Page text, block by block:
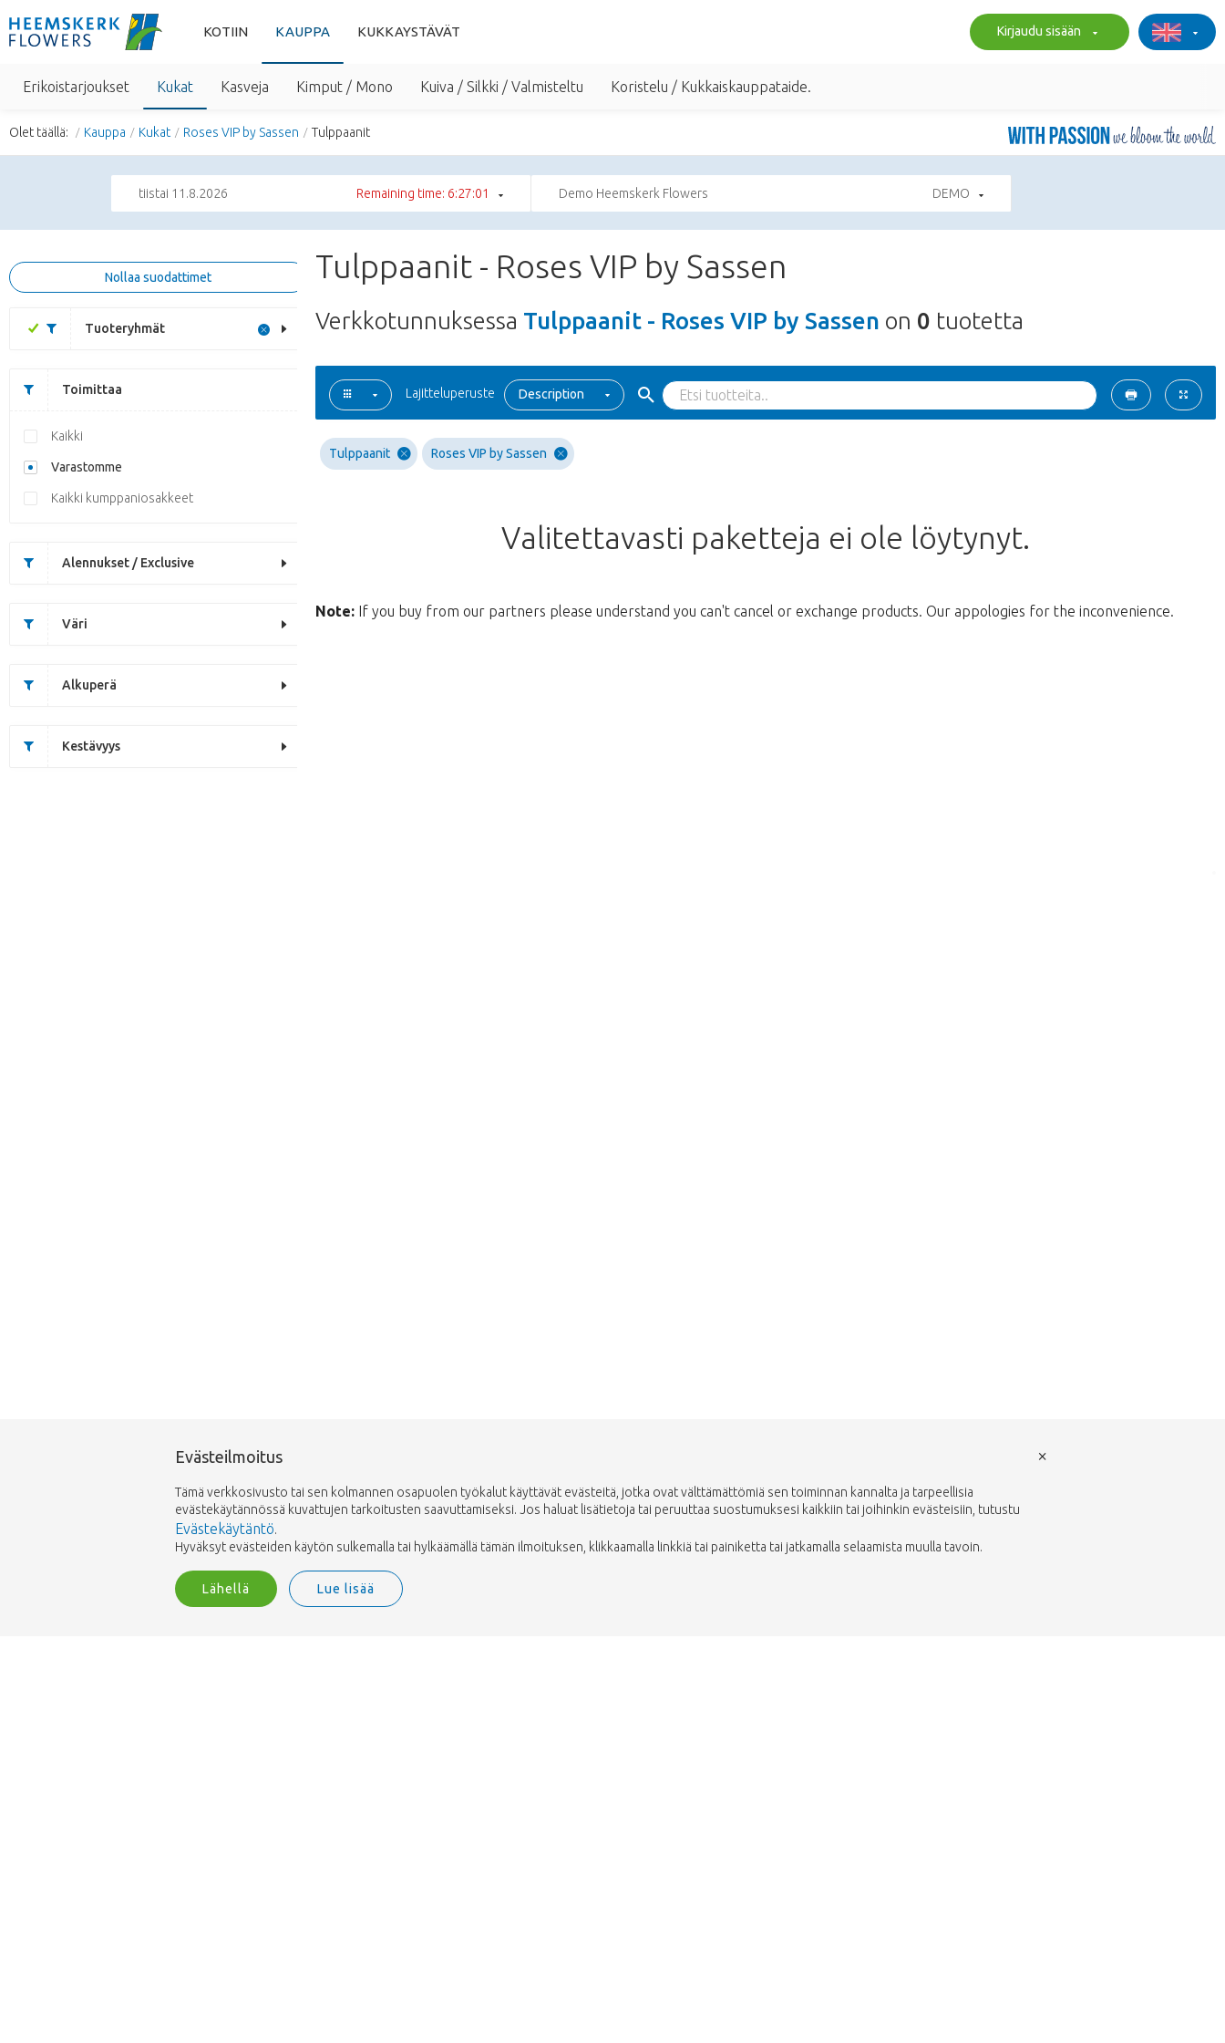
KOTIIN KAUPPA KUKKAYSTÄVÄT Kirjaudu sisään
Erikoistarjoukset Kukat Kasveja Kimput / Mono Kuiva / Silkki / Valmisteltu Koristelu / Kukkaiskauppataide.
Olet täällä: Kauppa Kukat Roses VIP by Sassen Tulppaanit
tiistai 11.8.2026 Remaining time: 6:27:01 Demo Heemskerk Flowers DEMO
Nollaa suodattimet
Tuoteryhmät
Toimittaa
Kaikki
Varastomme
Kaikki kumppaniosakkeet
Alennukset / Exclusive
Väri
Alkuperä
Kestävyys
Tulppaanit - Roses VIP by Sassen
Verkkotunnuksessa Tulppaanit - Roses VIP by Sassen on 0 tuotetta
Lajitteluperuste Description
Tulppaanit Roses VIP by Sassen
Valitettavasti paketteja ei ole löytynyt.
Note: If you buy from our partners please understand you can't cancel or exchange products. Our appologies for the inconvenience.
Evästeilmoitus
Tämä verkkosivusto tai sen kolmannen osapuolen työkalut käyttävät evästeitä, jotka ovat välttämättömiä sen toiminnan kannalta ja tarpeellisia
evästekäytännössä kuvattujen tarkoitusten saavuttamiseksi. Jos haluat lisätietoja tai peruuttaa suostumuksesi kaikkiin tai joihinkin evästeisiin, tutustu
Evästekäytäntö.
Hyväksyt evästeiden käytön sulkemalla tai hylkäämällä tämän ilmoituksen, klikkaamalla linkkiä tai painiketta tai jatkamalla selaamista muulla tavoin.
Lähellä Lue lisää
×